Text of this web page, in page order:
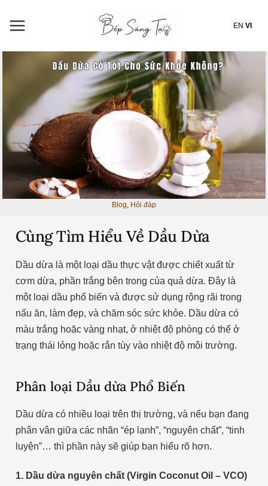
EN VI
Blog, Hỏi đáp
Cùng Tìm Hiểu Về Dầu Dừa
Dầu dừa là một loại dầu thực vật được chiết xuất từ
cơm dừa, phần trắng bên trong của quả dừa. Đây là
một loại dầu phổ biến và được sử dụng rộng rãi trong
nấu ăn, làm đẹp, và chăm sóc sức khỏe. Dầu dừa có
màu trắng hoặc vàng nhạt, ở nhiệt độ phòng có thể ở
trạng thái lỏng hoặc rắn tùy vào nhiệt độ môi trường.
Phân loại Dầu dừa Phổ Biến
Dầu dừa có nhiều loại trên thị trường, và nếu bạn đang
phân vân giữa các nhãn “ép lạnh”, “nguyên chất”, “tinh
luyện”… thì phần này sẽ giúp bạn hiểu rõ hơn.
1. Dầu dừa nguyên chất (Virgin Coconut Oil – VCO)